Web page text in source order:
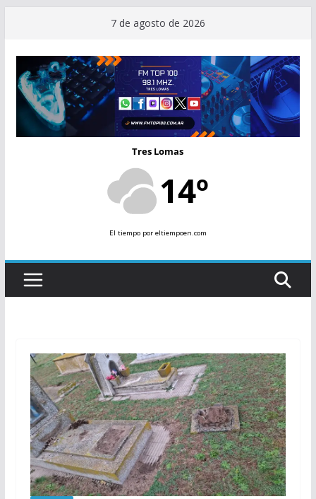
contenido
7 de agosto de 2026
Tres Lomas
14º
El tiempopor eltiempoen.com